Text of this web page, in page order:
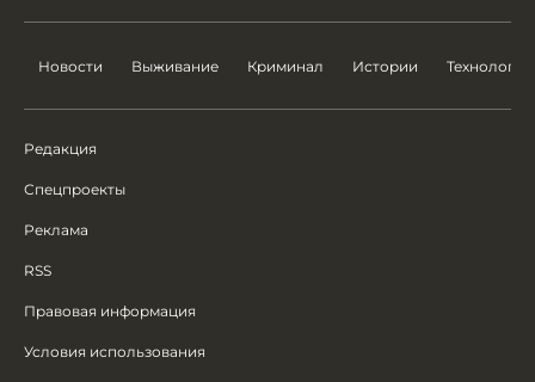
Новости Выживание Криминал Истории Технологии
Редакция
Спецпроекты
Реклама
RSS
Правовая информация
Условия использования